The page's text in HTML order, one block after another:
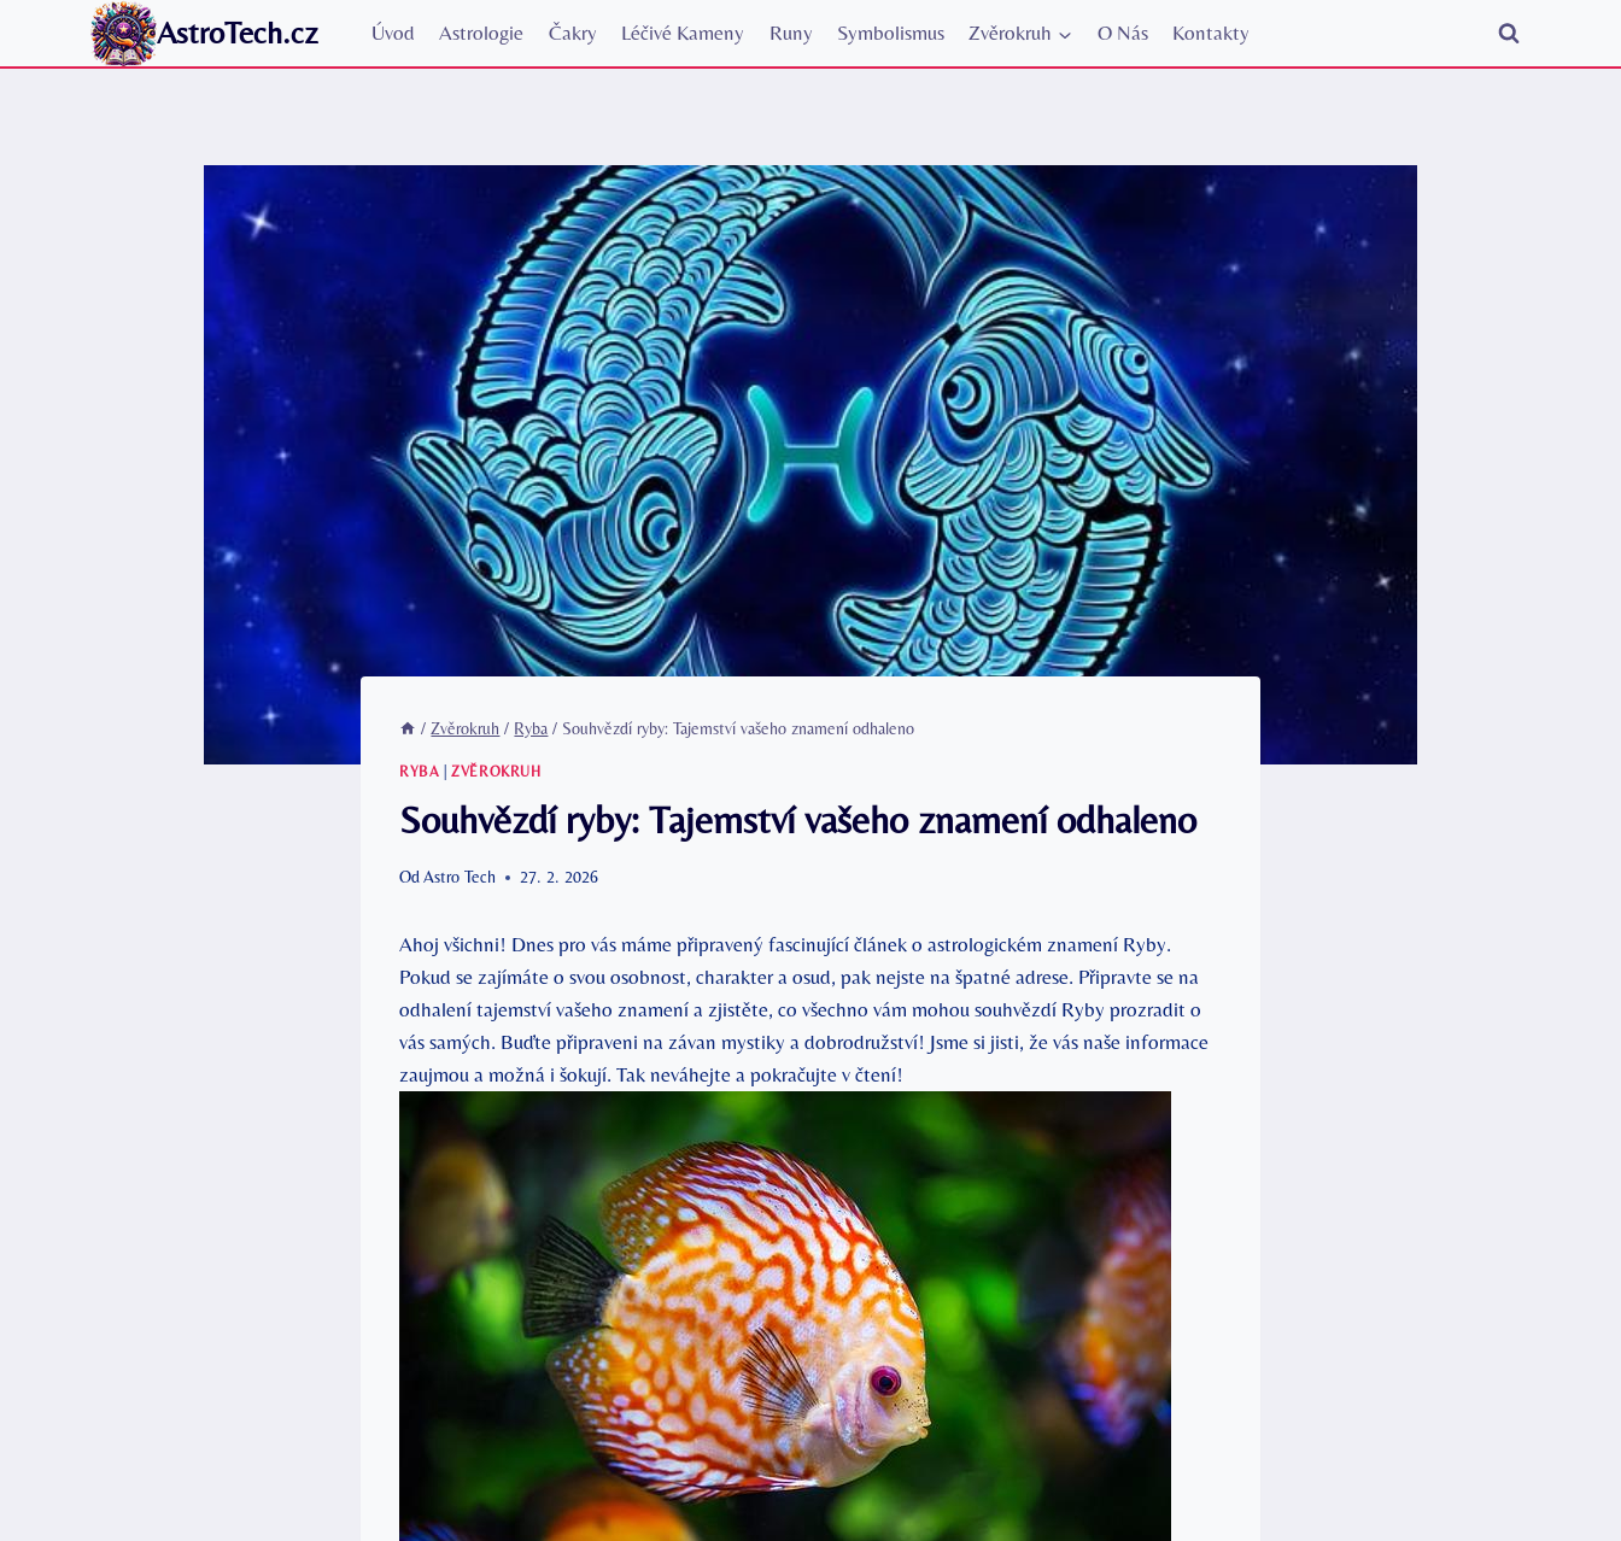
AstroTech.cz Úvod Astrologie Čakry Léčivé Kameny Runy Symbolismus Zvěrokruh O Nás Kontakty
/ Zvěrokruh / Ryba / Souhvězdí ryby: Tajemství vašeho znamení odhaleno
RYBA |ZVĚROKRUH
Souhvězdí ryby: Tajemství vašeho znamení odhaleno
OdAstro Tech 27. 2. 2026
Ahoj všichni! Dnes pro vás máme připravený fascinující článek o astrologickém znamení Ryby.
Pokud se zajímáte o svou osobnost, charakter a osud, pak nejste na špatné adrese. Připravte se na
odhalení tajemství vašeho znamení a zjistěte, co všechno vám mohou souhvězdí Ryby prozradit o
vás samých. Buďte připraveni na závan mystiky a dobrodružství! Jsme si jisti, že vás naše informace
zaujmou a možná i šokují. Tak neváhejte a pokračujte v čtení!